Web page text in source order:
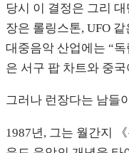
당시 이 결정은 그리
장은 롤링스톤, UFO
대중음악 산업에는 “
은 서구 팝 차트와 중
그러나 런장다는 남들
1987년, 그는 월간지